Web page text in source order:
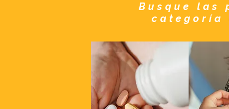
Busque las
categoría